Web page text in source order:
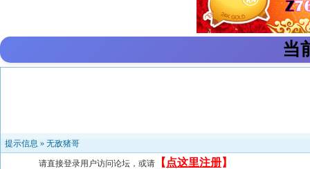
当
提示信息 » 无敌猪哥
请直接登录用户访问论坛，或请 【 点这里注册】